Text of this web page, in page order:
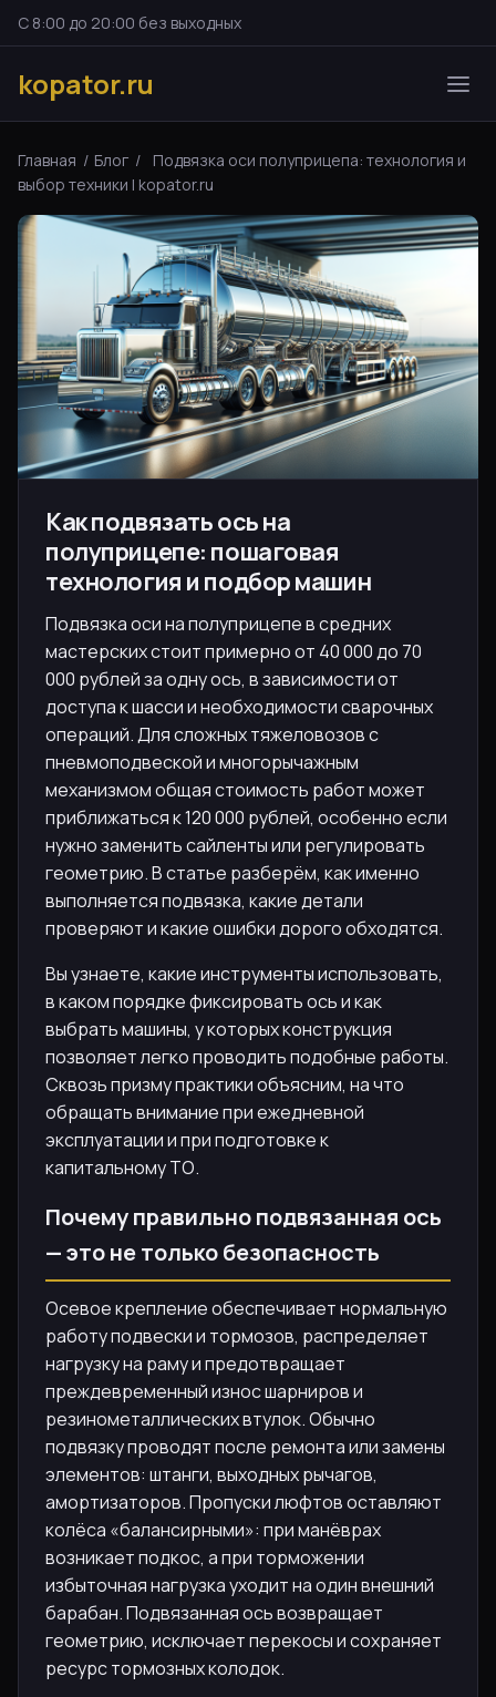
С 8:00 до 20:00 без выходных
kopator.ru
Главная / Блог /
Подвязка оси полуприцепа: технология и
выбор техники | kopator.ru
Как подвязать ось на
полуприцепе: пошаговая
технология и подбор машин
Подвязка оси на полуприцепе в средних
мастерских стоит примерно от 40 000 до 70
000 рублей за одну ось, в зависимости от
доступа к шасси и необходимости сварочных
операций. Для сложных тяжеловозов с
пневмоподвеской и многорычажным
механизмом общая стоимость работ может
приближаться к 120 000 рублей, особенно если
нужно заменить сайленты или регулировать
геометрию. В статье разберём, как именно
выполняется подвязка, какие детали
проверяют и какие ошибки дорого обходятся.
Вы узнаете, какие инструменты использовать,
в каком порядке фиксировать ось и как
выбрать машины, у которых конструкция
позволяет легко проводить подобные работы.
Сквозь призму практики объясним, на что
обращать внимание при ежедневной
эксплуатации и при подготовке к
капитальному ТО.
Почему правильно подвязанная ось
— это не только безопасность
Осевое крепление обеспечивает нормальную
работу подвески и тормозов, распределяет
нагрузку на раму и предотвращает
преждевременный износ шарниров и
резинометаллических втулок. Обычно
подвязку проводят после ремонта или замены
элементов: штанги, выходных рычагов,
амортизаторов. Пропуски люфтов оставляют
колёса «балансирными»: при манёврах
возникает подкос, а при торможении
избыточная нагрузка уходит на один внешний
барабан. Подвязанная ось возвращает
геометрию, исключает перекосы и сохраняет
ресурс тормозных колодок.